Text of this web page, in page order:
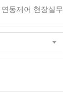
동제어 현장실무